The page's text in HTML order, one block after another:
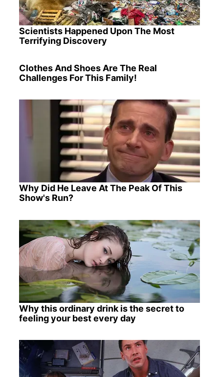
Scientists Happened Upon The Most
Terrifying Discovery
Clothes And Shoes Are The Real
Challenges For This Family!
Why Did He Leave At The Peak Of This
Show's Run?
Why this ordinary drink is the secret to
feeling your best every day